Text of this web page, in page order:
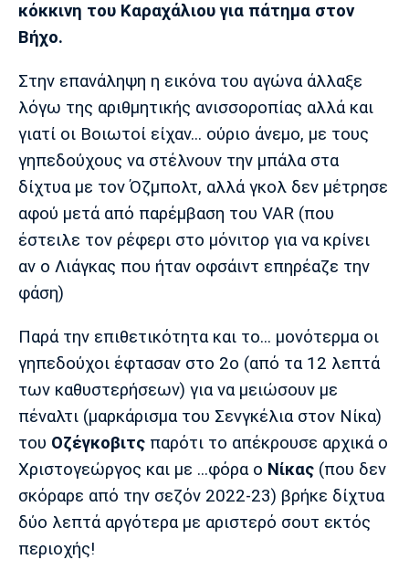
κόκκινη του Καραχάλιου για πάτημα στον
Βήχο.
Στην επανάληψη η εικόνα του αγώνα άλλαξε
λόγω της αριθμητικής ανισσοροπίας αλλά και
γιατί οι Βοιωτοί είχαν... ούριο άνεμο, με τους
γηπεδούχους να στέλνουν την μπάλα στα
δίχτυα με τον Όζμπολτ, αλλά γκολ δεν μέτρησε
αφού μετά από παρέμβαση του VAR (που
έστειλε τον ρέφερι στο μόνιτορ για να κρίνει
αν ο Λιάγκας που ήταν οφσάιντ επηρέαζε την
φάση)
Παρά την επιθετικότητα και το... μονότερμα οι
γηπεδούχοι έφτασαν στο 2ο (από τα 12 λεπτά
των καθυστερήσεων) για να μειώσουν με
πέναλτι (μαρκάρισμα του Σενγκέλια στον Νίκα)
του Οζέγκοβιτς παρότι το απέκρουσε αρχικά ο
Χριστογεώργος και με ...φόρα ο Νίκας (που δεν
σκόραρε από την σεζόν 2022-23) βρήκε δίχτυα
δύο λεπτά αργότερα με αριστερό σουτ εκτός
περιοχής!